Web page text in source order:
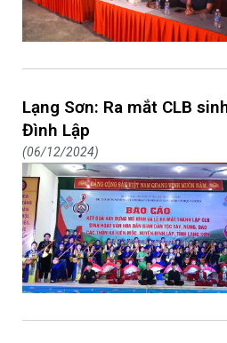
Lạng Sơn: Ra mắt CLB
Đình Lập
06/12/2024